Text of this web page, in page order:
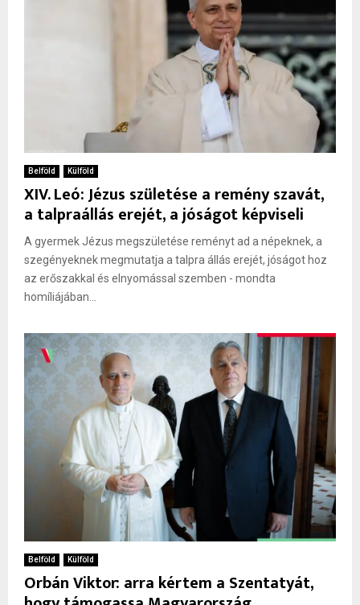
Belföld Külföld
XIV. Leó: Jézus születése a remény szavát,
a talpraállás erejét, a jóságot képviseli
A gyermek Jézus megszületése reményt ad a népeknek, a
szegényeknek megmutatja a talpra állás erejét, jóságot hoz
az erőszakkal és elnyomással szemben - mondta
homíliájában...
Belföld Külföld
Orbán Viktor: arra kértem a Szentatyát,